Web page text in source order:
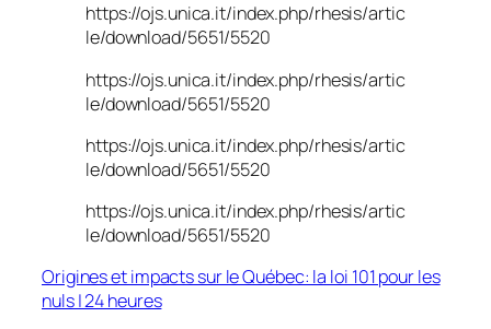
https://ojs.unica.it/index.php/rhesis/artic
le/download/5651/5520
https://ojs.unica.it/index.php/rhesis/artic
le/download/5651/5520
https://ojs.unica.it/index.php/rhesis/artic
le/download/5651/5520
https://ojs.unica.it/index.php/rhesis/artic
le/download/5651/5520
Origines et impacts sur le Québec: la loi 101 pour les
nuls | 24 heures